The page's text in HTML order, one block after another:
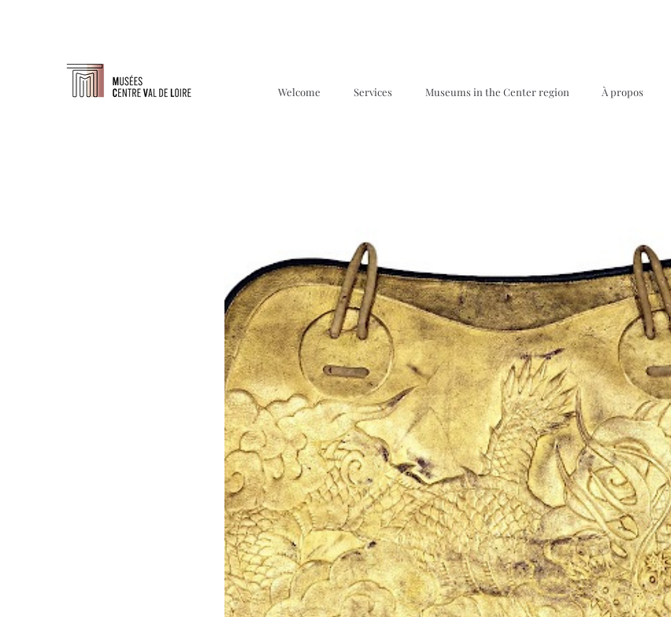
Welcome Services Museums in the Center region À propos
À propos